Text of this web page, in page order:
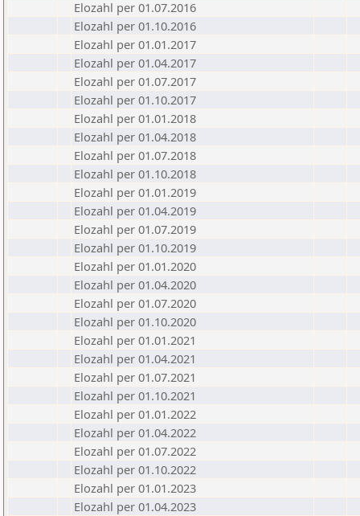
Elozahl per 01.07.2016
Elozahl per 01.10.2016
Elozahl per 01.01.2017
Elozahl per 01.04.2017
Elozahl per 01.07.2017
Elozahl per 01.10.2017
Elozahl per 01.01.2018
Elozahl per 01.04.2018
Elozahl per 01.07.2018
Elozahl per 01.10.2018
Elozahl per 01.01.2019
Elozahl per 01.04.2019
Elozahl per 01.07.2019
Elozahl per 01.10.2019
Elozahl per 01.01.2020
Elozahl per 01.04.2020
Elozahl per 01.07.2020
Elozahl per 01.10.2020
Elozahl per 01.01.2021
Elozahl per 01.04.2021
Elozahl per 01.07.2021
Elozahl per 01.10.2021
Elozahl per 01.01.2022
Elozahl per 01.04.2022
Elozahl per 01.07.2022
Elozahl per 01.10.2022
Elozahl per 01.01.2023
Elozahl per 01.04.2023